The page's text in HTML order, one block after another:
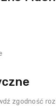
zgodność